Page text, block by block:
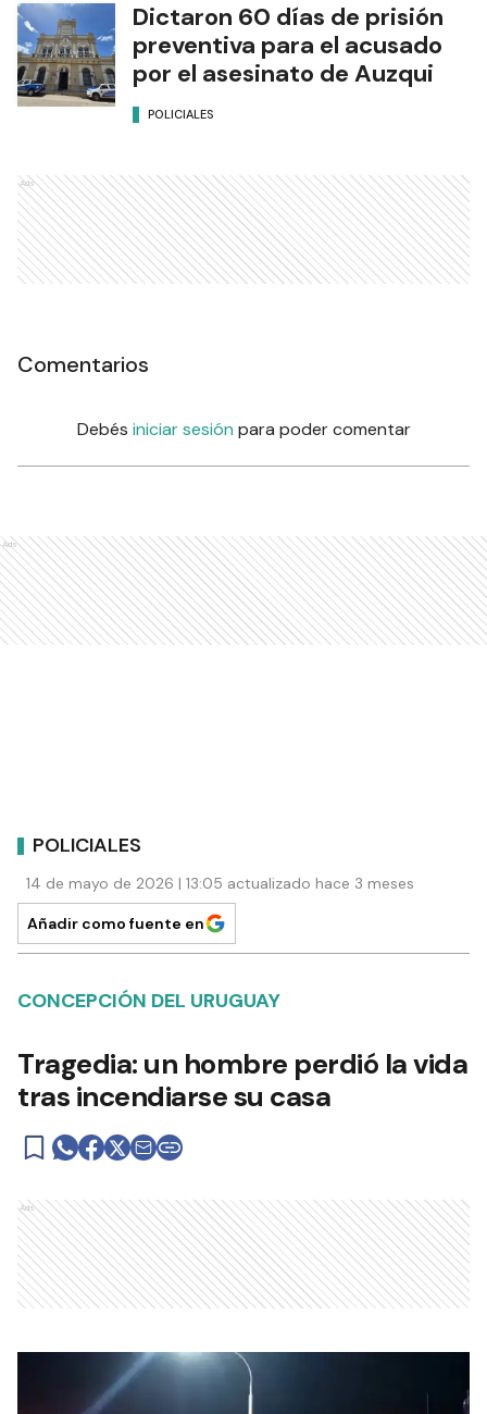
Dictaron 60 días de prisión
preventiva para el acusado
por el asesinato de Auzqui
POLICIALES
Ads
Comentarios
Debés iniciar sesión para poder comentar
Ads
POLICIALES
14 de mayo de 2026 | 13:05 actualizado hace 3 meses
Añadir como fuente en
CONCEPCIÓN DEL URUGUAY
Tragedia: un hombre perdió la vida
tras incendiarse su casa
Ads